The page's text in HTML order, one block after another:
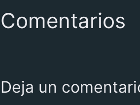
Comentarios
Deja un